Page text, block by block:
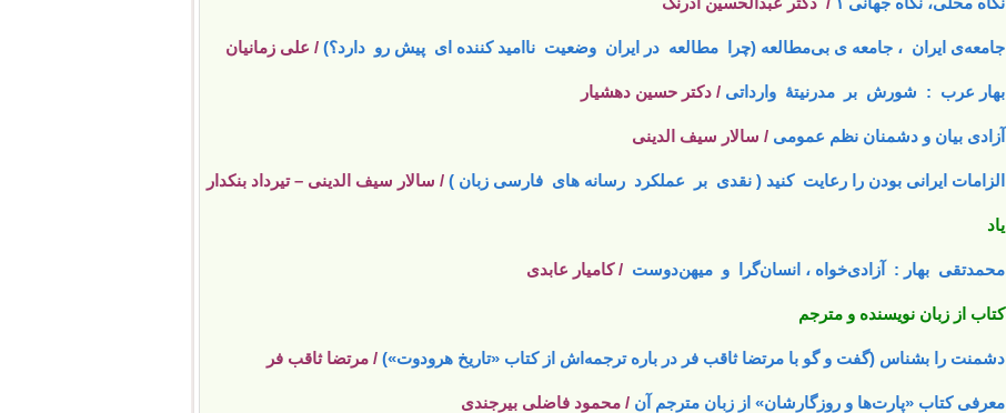
جامعه‌ی ایران ، جامعه ی بی‌مطالعه (چرا مطالعه در ایران وضعیت ناامید کننده ای پیش رو دارد؟) / علی زمانیان
بهار عرب : شورش بر مدرنیتۀ وارداتی / دکتر حسین دهشیار
آزادی بیان و دشمنان نظم عمومی / سالار سیف الدینی
الزامات ایرانی بودن را رعایت کنید ( نقدی بر عملکرد رسانه های فارسی زبان ) / سالار سیف الدینی – تیرداد بنکدار
یاد
محمدتقی بهار : آزادی‌خواه ، انسان‌گرا و میهن‌دوست / کامیار عابدی
کتاب از زبان نویسنده و مترجم
دشمنت را بشناس (گفت و گو با مرتضا ثاقب فر در باره ترجمه‌اش از کتاب «تاریخ هرودوت») / مرتضا ثاقب فر
معرفی کتاب «پارت‌ها و روزگارشان» از زبان مترجم آن / محمود فاضلی بیرجندی